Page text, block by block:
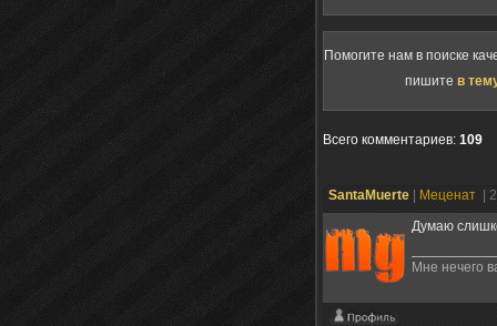
Помогите нам в поиске
пишите в
Всего комментариев: 109
SantaMuerte Меценат
|
Думаю
Мне нечего